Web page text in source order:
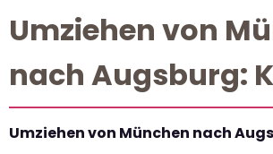
Umziehen von
nach Augsburg:
Umziehen von München nach